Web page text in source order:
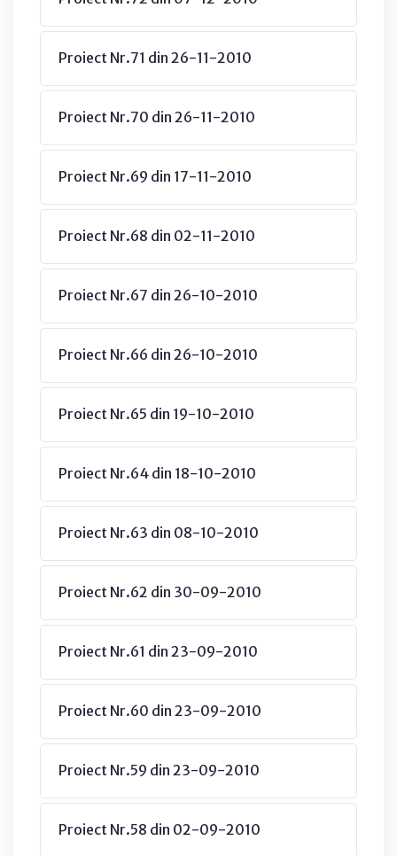
Proiect Nr.71 din 26-11-2010
Proiect Nr.70 din 26-11-2010
Proiect Nr.69 din 17-11-2010
Proiect Nr.68 din 02-11-2010
Proiect Nr.67 din 26-10-2010
Proiect Nr.66 din 26-10-2010
Proiect Nr.65 din 19-10-2010
Proiect Nr.64 din 18-10-2010
Proiect Nr.63 din 08-10-2010
Proiect Nr.62 din 30-09-2010
Proiect Nr.61 din 23-09-2010
Proiect Nr.60 din 23-09-2010
Proiect Nr.59 din 23-09-2010
Proiect Nr.58 din 02-09-2010